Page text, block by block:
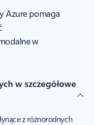
Azure pomaga
w
w szczegółowe
z różnorodnych